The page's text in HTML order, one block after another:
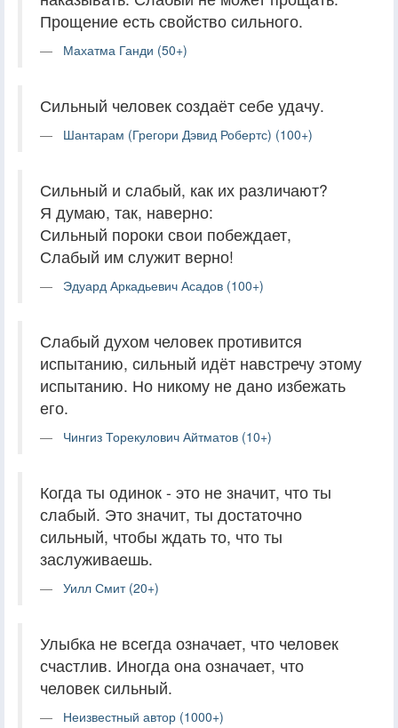
Прощение есть свойство сильного.
Махатма Ганди (50+)
Сильный человек создаёт себе удачу.
Шантарам (Грегори Дэвид Робертс) (100+)
Сильный и слабый, как их различают?
Я думаю, так, наверно:
Сильный пороки свои побеждает,
Слабый им служит верно!
Эдуард Аркадьевич Асадов (100+)
Слабый духом человек противится
испытанию, сильный идёт навстречу этому
испытанию. Но никому не дано избежать
его.
Чингиз Торекулович Айтматов (10+)
Когда ты одинок - это не значит, что ты
слабый. Это значит, ты достаточно
сильный, чтобы ждать то, что ты
заслуживаешь.
Уилл Смит (20+)
Улыбка не всегда означает, что человек
счастлив. Иногда она означает, что
человек сильный.
Неизвестный автор (1000+)